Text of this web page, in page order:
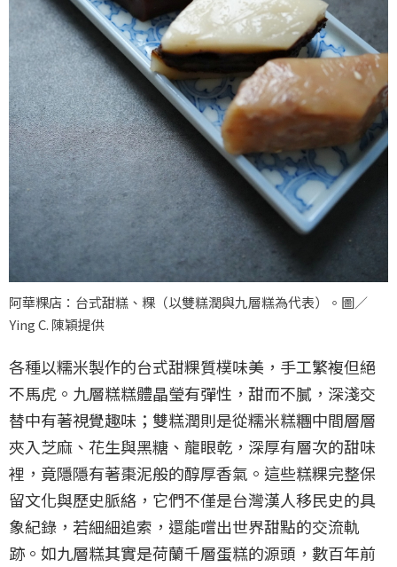
阿華粿店：台式甜糕、粿（以雙糕潤與九層糕為代表）。圖／
Ying C. 陳穎提供
各種以糯米製作的台式甜粿質樸味美，手工繁複但絕
不馬虎。九層糕糕體晶瑩有彈性，甜而不膩，深淺交
替中有著視覺趣味；雙糕潤則是從糯米糕糰中間層層
夾入芝麻、花生與黑糖、龍眼乾，深厚有層次的甜味
裡，竟隱隱有著棗泥般的醇厚香氣。這些糕粿完整保
留文化與歷史脈絡，它們不僅是台灣漢人移民史的具
象紀錄，若細細追索，還能嚐出世界甜點的交流軌
跡。如九層糕其實是荷蘭千層蛋糕的源頭，數百年前